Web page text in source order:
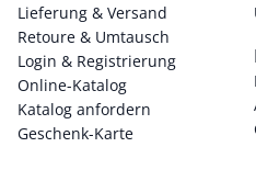
Lieferung & Versand
Retoure & Umtausch
Login & Registrierung
Online-Katalog
Katalog anfordern
Geschenk-Karte